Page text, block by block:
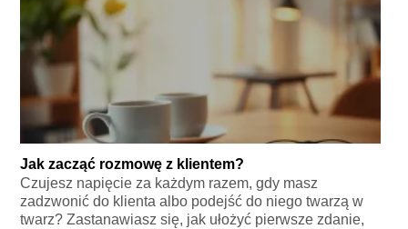
Jak zacząć rozmowę z klientem?
Czujesz napięcie za każdym razem, gdy masz
zadzwonić do klienta albo podejść do niego twarzą w
twarz? Zastanawiasz się, jak ułożyć pierwsze zdanie,